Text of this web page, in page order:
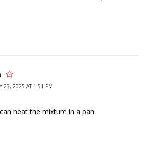
23, 2025 AT 1:51 PM
heat the mixture in a pan.